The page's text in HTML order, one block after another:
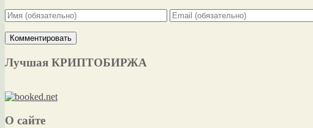
Лучшая КРИПТОБИРЖА
О сайте